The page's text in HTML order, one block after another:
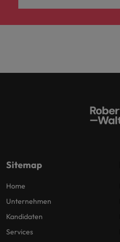
Sitemap
Home
Unternehmen
Kandidaten
Services